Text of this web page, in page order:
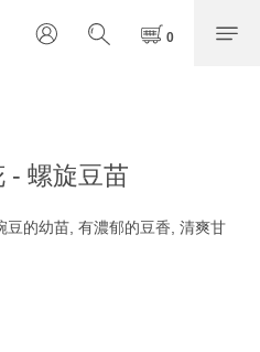
- 螺旋豆苗
的幼苗, 有濃郁的豆香, 清爽甘